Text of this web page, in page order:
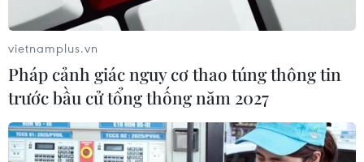
vietnamplus.vn
Pháp cảnh giác nguy cơ thao túng thông tin
trước bầu cử tổng thống năm 2027